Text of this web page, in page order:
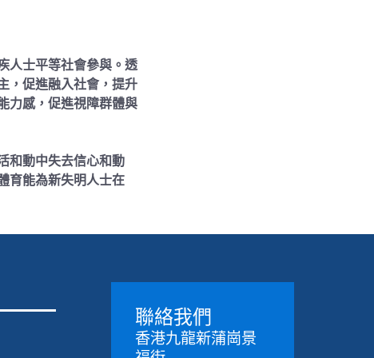
人士平等社會參與。透
，促進融入社會，提升
力感，促進視障群體與
和動中失去信心和動
育能為新失明人士在
聯絡我們
香港九龍新蒲崗景